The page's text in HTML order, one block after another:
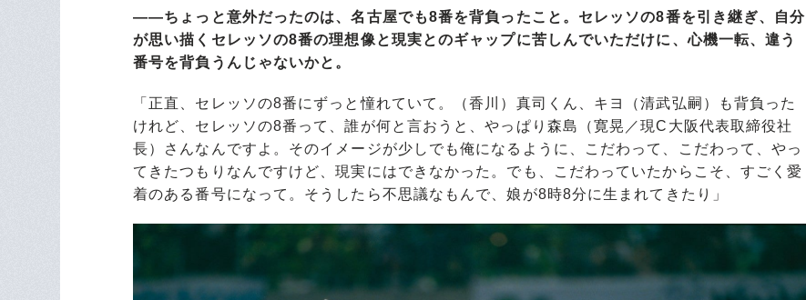
――ちょっと意外だったのは、名古屋でも8番を背負ったこと。セレッソの8番を引き継ぎ、自分
が思い描くセレッソの8番の理想像と現実とのギャップに苦しんでいただけに、心機一転、違う
番号を背負うんじゃないかと。
「正直、セレッソの8番にずっと憧れていて。（香川）真司くん、キヨ（清武弘嗣）も背負った
けれど、セレッソの8番って、誰が何と言おうと、やっぱり森島（寛晃／現C大阪代表取締役社
長）さんなんですよ。そのイメージが少しでも俺になるように、こだわって、こだわって、やっ
てきたつもりなんですけど、現実にはできなかった。でも、こだわっていたからこそ、すごく愛
着のある番号になって。そうしたら不思議なもんで、娘が8時8分に生まれてきたり」